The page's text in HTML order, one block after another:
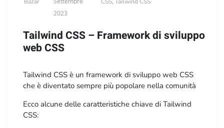
2023
Tailwind CSS – Framework di sviluppo
web CSS
Tailwind CSS è un framework di sviluppo web CSS
che è diventato sempre più popolare nella comunità
È noto per la sua approccio basato su classi per la
progettazione e la creazione di interfacce utente.
Ecco alcune delle caratteristiche chiave di Tailwind
CSS: